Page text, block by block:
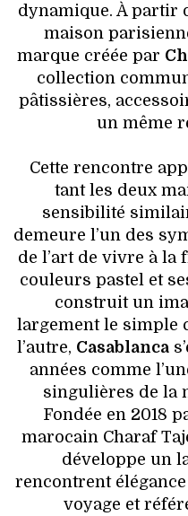
dynamique. À partir
maison
marque créée par
collection
pâtissières,
un même
Cette rencontre
tant les deux
sensibilité
demeure l’un des
de l’art de vivre à la
couleurs pastel et
construit un
largement le simple
l’autre, Casablanca
années comme
singulières de la
Fondée en 2018
marocain Charaf
développe un
rencontrent
voyage et